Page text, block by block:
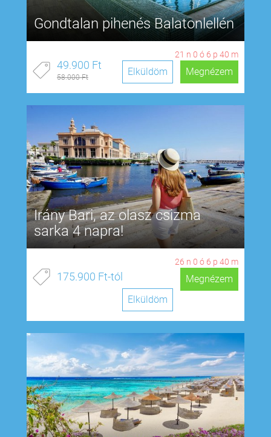
Gondtalan pihenés Balatonlellén
21 n 0 ó 6 p 39 m
49.900 Ft
58.000 Ft Megnézem
Elküldöm
Irány Bari, az olasz csizma
sarka 4 napra!
26 n 0 ó 6 p 39 m
175.900 Ft-tól
Megnézem
Elküldöm